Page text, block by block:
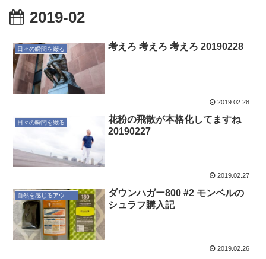
2019-02
日々の瞬間を綴る 考えろ 考えろ 考えろ 20190228
2019.02.28
日々の瞬間を綴る
花粉の飛散が本格化してますね
20190227
2019.02.27
自然を感じるアウトドア
ダウンハガー800 #2 モンベルの
シュラフ購入記
2019.02.26